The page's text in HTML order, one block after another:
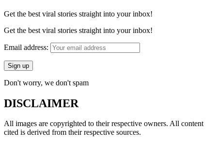
Get the best viral stories straight into your inbox!
Get the best viral stories straight into your inbox!
Email address:
Don't worry, we don't spam
DISCLAIMER
All images are copyrighted to their respective owners. All content
cited is derived from their respective sources.